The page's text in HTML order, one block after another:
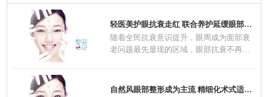
轻医美护眼抗衰走红 联合养护延缓眼部肌肤老
随着全民抗衰意识提升，眼周成为面部衰
老问题最先显现的区域，眼部抗衰不再是
自然风眼部整形成为主流 精细化术式适配不同